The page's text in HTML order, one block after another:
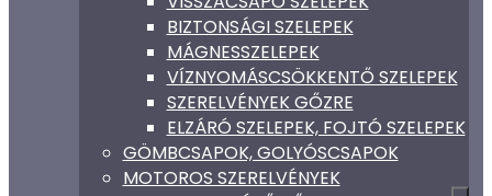
BIZTONSÁGI SZELEPEK
MÁGNESSZELEPEK
VÍZNYOMÁSCSÖKKENTŐ SZELEPEK
SZERELVÉNYEK GŐZRE
ELZÁRÓ SZELEPEK, FOJTÓ SZELEPEK
GÖMBCSAPOK, GOLYÓSCSAPOK
MOTOROS SZERELVÉNYEK